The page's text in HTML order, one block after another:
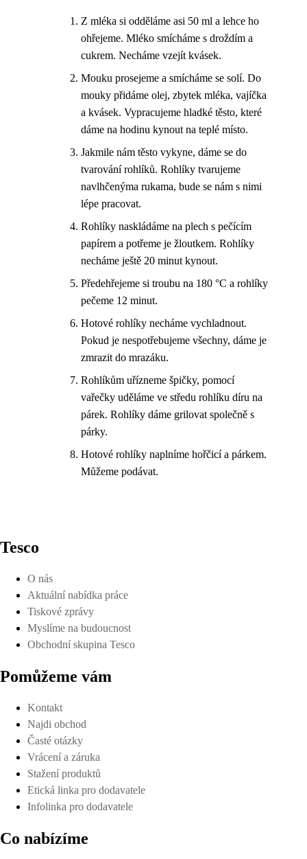
Z mléka si odděláme asi 50 ml a lehce ho
ohřejeme. Mléko smícháme s droždím a
cukrem. Necháme vzejít kvásek.
Mouku prosejeme a smícháme se solí. Do
mouky přidáme olej, zbytek mléka, vajíčka
a kvásek. Vypracujeme hladké těsto, které
dáme na hodinu kynout na teplé místo.
Jakmile nám těsto vykyne, dáme se do
tvarování rohlíků. Rohlíky tvarujeme
navlhčenýma rukama, bude se nám s nimi
lépe pracovat.
Rohlíky naskládáme na plech s pečícím
papírem a potřeme je žloutkem. Rohlíky
necháme ještě 20 minut kynout.
Předehřejeme si troubu na 180 °C a rohlíky
pečeme 12 minut.
Hotové rohlíky necháme vychladnout.
Pokud je nespotřebujeme všechny, dáme je
zmrazit do mrazáku.
Rohlíkům uřízneme špičky, pomocí
vařečky uděláme ve středu rohlíku díru na
párek. Rohlíky dáme grilovat společně s
párky.
Hotové rohlíky naplníme hořčicí a párkem.
Můžeme podávat.
Tesco
O nás
Aktuální nabídka práce
Tiskové zprávy
Myslíme na budoucnost
Obchodní skupina Tesco
Pomůžeme vám
Kontakt
Najdi obchod
Časté otázky
Vrácení a záruka
Stažení produktů
Etická linka pro dodavatele
Infolinka pro dodavatele
Co nabízíme